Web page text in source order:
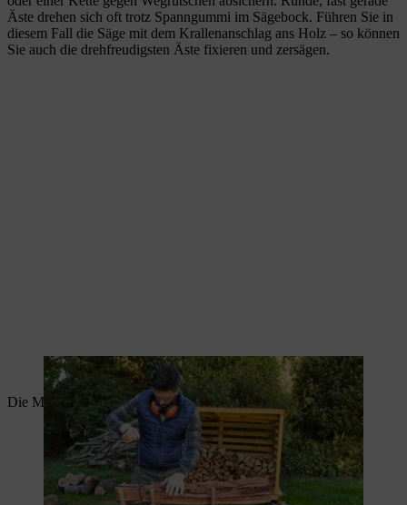
Äste drehen sich oft trotz Spanngummi im Sägebock. Führen Sie in
diesem Fall die Säge mit dem Krallenanschlag ans Holz – so können
Sie auch die drehfreudigsten Äste fixieren und zersägen.
Ein Spanngummi hält das Holz in Position.
Die Motorsäge sicher starten und zum Schnitt ansetzen.